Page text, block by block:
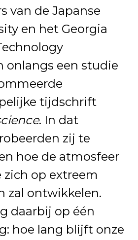
van de Japanse
en het Georgia
onlangs een studie
tijdschrift
. In dat
zij te
hoe de atmosfeer
zich op extreem
zal ontwikkelen.
daarbij op één
hoe lang blijft onze